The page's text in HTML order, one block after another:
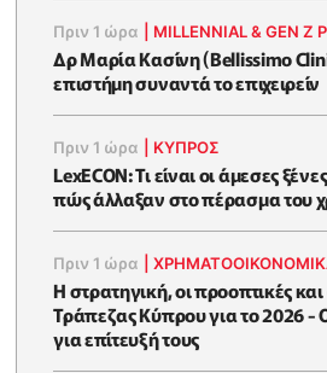
Πριν 1 ώρα MILLENNIAL & GEN Z
Δρ Μαρία Κασίνη (Bellissimo
επιστήμη συναντά το επιχειρείν
Πριν 1 ώρα ΚΥΠΡΟΣ
LexECON: Τι είναι οι άμεσες
πώς άλλαξαν στο πέρασμα του
Πριν 1 ώρα |
Η στρατηγική, οι προοπτικές και
Τράπεζας Κύπρου για το 2026 -
για επίτευξή τους